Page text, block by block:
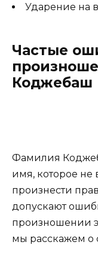
Ударение на
Частые
Коджебаш
Фамилия
имя, которое не
произнести
допускают
произношении
мы расскажем о